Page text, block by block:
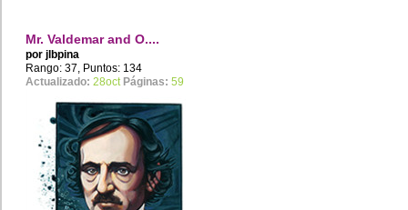
Mr. Valdemar and O....
por jlbpina
Rango: 37, Puntos: 134
Actualizado: 28oct Páginas: 59